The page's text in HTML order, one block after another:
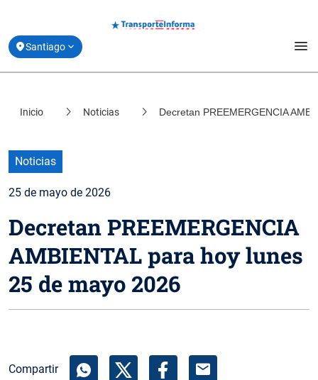
Santiago menu
Derribando Mitos
Centro de ayuda
Acerca de Transporte Informa
location_onCoquimbo
location_onValparaíso
location_onBiobío
location_on Los Lagos
Inicio Noticias Decretan PREEMERGENCIA
Noticias
25 de mayo de 2026
Decretan PREEMERGENCIA
AMBIENTAL para hoy lunes
25 de mayo 2026
Compartir mail